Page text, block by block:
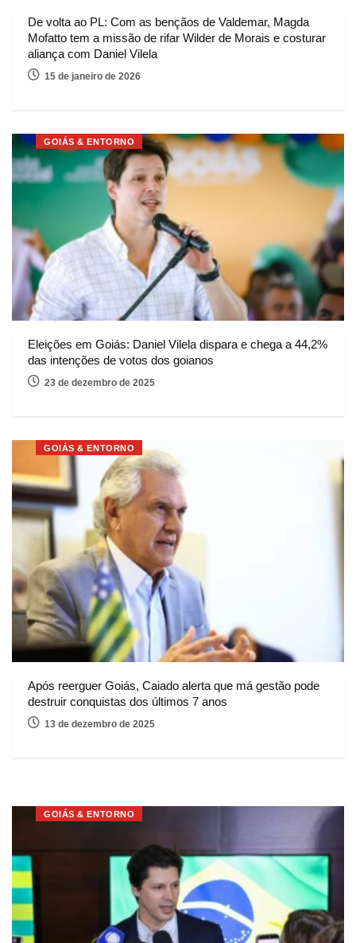
De volta ao PL: Com as bençãos de Valdemar, Magda
Mofatto tem a missão de rifar Wilder de Morais e costurar
aliança com Daniel Vilela
15 de janeiro de 2026
GOIÁS & ENTORNO
Eleições em Goiás: Daniel Vilela dispara e chega a 44,2%
das intenções de votos dos goianos
23 de dezembro de 2025
GOIÁS & ENTORNO
Após reerguer Goiás, Caiado alerta que má gestão pode
destruir conquistas dos últimos 7 anos
13 de dezembro de 2025
GOIÁS & ENTORNO